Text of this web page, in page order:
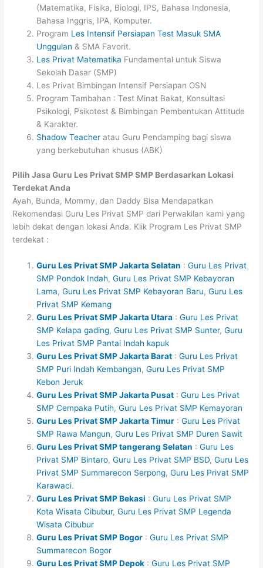
(Matematika, Fisika, Biologi, IPS, Bahasa Indonesia,
Bahasa Inggris, IPA, Komputer.
Program Les Intensif Persiapan Test Masuk SMA
Unggulan & SMA Favorit.
Les Privat Matematika Fundamental untuk Siswa
Sekolah Dasar (SMP)
Les Privat Bimbingan Intensif Persiapan OSN
Program Tambahan : Test Minat Bakat, Konsultasi
Psikologi, Psikotest & Bimbingan Pembentukan Attitude
& Karakter.
Shadow Teacher atau Guru Pendamping bagi siswa
yang berkebutuhan khusus (ABK)
Pilih Jasa Guru Les Privat SMP SMP Berdasarkan Lokasi
Terdekat Anda
Ayah, Bunda, Mommy, dan Daddy Bisa Mendapatkan
Rekomendasi Guru Les Privat SMP dari Perwakilan kami yang
lebih dekat dengan lokasi Anda. Klik Program Les Privat SMP
terdekat :
Guru Les Privat SMP Jakarta Selatan :Guru Les Privat
SMP Pondok Indah,Guru Les Privat SMP Kebayoran
Lama,Guru Les Privat SMP Kebayoran Baru,Guru Les
Privat SMP Kemang
Guru Les Privat SMP Jakarta Utara :Guru Les Privat
SMP Kelapa gading,Guru Les Privat SMP Sunter,Guru
Les Privat SMP Pantai Indah kapuk
Guru Les Privat SMP Jakarta Barat :Guru Les Privat
SMP Puri Indah Kembangan,Guru Les Privat SMP
Kebon Jeruk
Guru Les Privat SMP Jakarta Pusat :Guru Les Privat
SMP Cempaka Putih,Guru Les Privat SMP Kemayoran
Guru Les Privat SMP Jakarta Timur :Guru Les Privat
SMP Rawa Mangun,Guru Les Privat SMP Duren Sawit
Guru Les Privat SMP tangerang Selatan :Guru Les
Privat SMP Bintaro,Guru Les Privat SMP BSD,Guru Les
Privat SMP Summarecon Serpong,Guru Les Privat SMP
Karawaci.
Guru Les Privat SMP Bekasi :Guru Les Privat SMP
Kota Wisata Cibubur,Guru Les Privat SMP Legenda
Wisata Cibubur
Guru Les Privat SMP Bogor :Guru Les Privat SMP
Summarecon Bogor
Guru Les Privat SMP Depok :Guru Les Privat SMP